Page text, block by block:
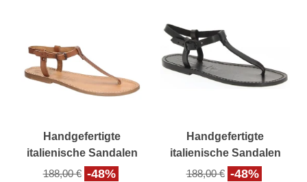
Handgefertigte
italienische Sandalen
aus hellbraunem Leder
188,00 € -48%
Handgefertigte
italienische Sandalen
aus Schwarz Leder
188,00 € -48%